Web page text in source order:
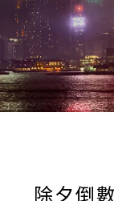
除夕倒